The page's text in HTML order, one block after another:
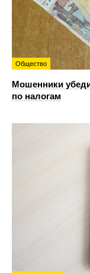
Общество
Мошенники
по налогам